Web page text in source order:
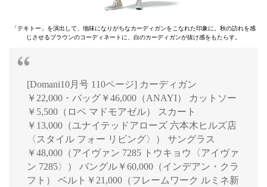
「テキトー」を演出して、地味になりがちなカーディガンをこなれた印象に。秋の訪れを感
じさせるブラウンのコーディネートに、白のカーディガンが抜け感をもたらす。
[Domani10月号 110ページ] カーディガン
￥22,000・バッグ￥46,000（ANAYI） カットソー
￥5,500（ロペ マドモアゼル） スカート
￥13,000（ユナイテッドアローズ 六本木ヒルズ店
〈スタイル フォー リビング〉） サングラス
￥48,000（アイヴァン 7285 トウキョウ〈アイヴァ
ン 7285〉） バングル￥60,000（インデアン・クラ
フト） ベルト￥21,000（フレームワーク ルミネ新